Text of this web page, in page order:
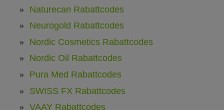
Naturecan Rabattcodes
Neurogold Rabattcodes
Nordic Cosmetics Rabattcodes
Nordic Oil Rabattcodes
Pura Med Rabattcodes
SWISS FX Rabattcodes
VAAY Rabattcodes